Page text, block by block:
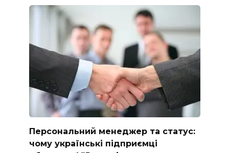
Персональний менеджер та статус:
чому українські підприємці